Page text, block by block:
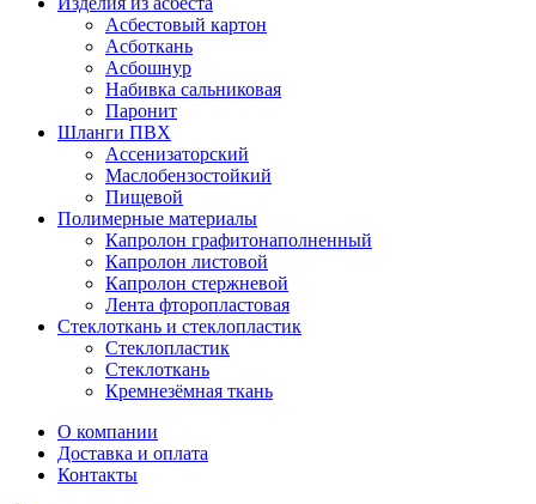
Асбестовый картон
Асботкань
Асбошнур
Набивка сальниковая
Паронит
Шланги ПВХ
Ассенизаторский
Маслобензостойкий
Пищевой
Полимерные материалы
Капролон графитонаполненный
Капролон листовой
Капролон стержневой
Лента фторопластовая
Стеклоткань и стеклопластик
Стеклопластик
Стеклоткань
Кремнезёмная ткань
О компании
Доставка и оплата
Контакты